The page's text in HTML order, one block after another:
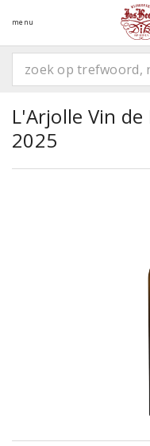
menu
L'Arjolle Vin
2025